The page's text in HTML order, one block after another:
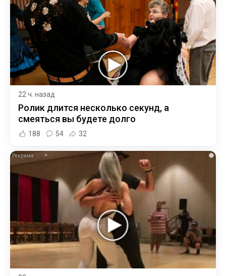
22 ч. назад
Ролик длится несколько секунд, а
смеяться вы будете долго
188 54 32
i